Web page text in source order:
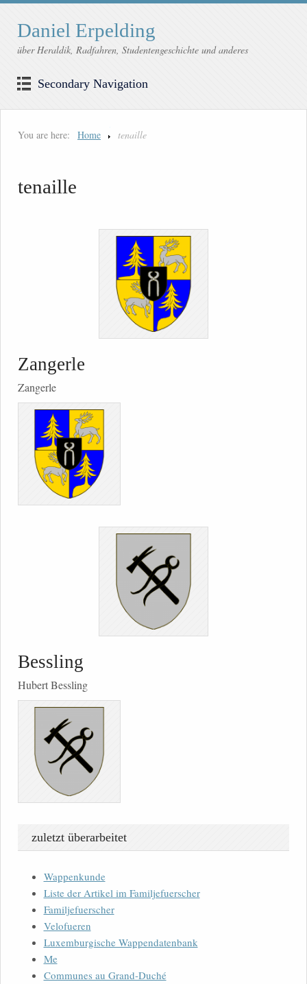
Daniel Erpelding
über Heraldik, Radfahren, Studentengeschichte und anderes
Secondary Navigation
You are here: Home tenaille
tenaille
Zangerle
Zangerle
Bessling
Hubert Bessling
zuletzt überarbeitet
Wappenkunde
Liste der Artikel im Familjefuerscher
Familjefuerscher
Velofueren
Luxemburgische Wappendatenbank
Me
Communes au Grand-Duché